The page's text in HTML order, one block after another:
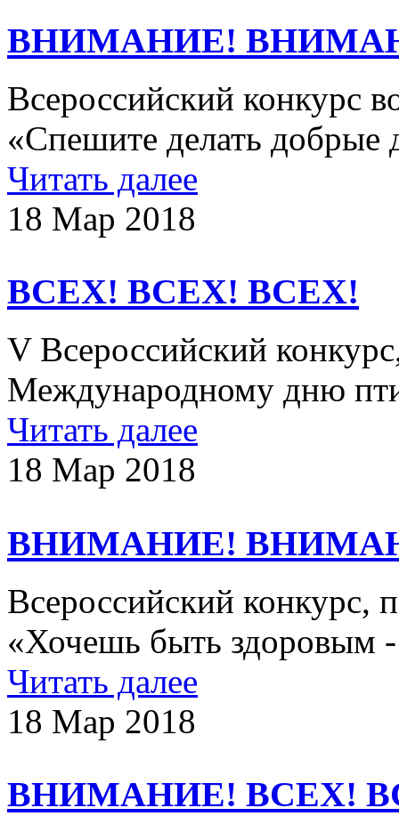
ВНИМАНИЕ!
Всероссийский конкурс
«Спешите делать добрые
Читать далее
18 Мар 2018
ВСЕХ! ВСЕХ! ВСЕХ!
V Всероссийский
Международному дню
Читать далее
18 Мар 2018
ВНИМАНИЕ!
Всероссийский
«Хочешь быть здоровым
Читать далее
18 Мар 2018
ВНИМАНИЕ! ВСЕХ!